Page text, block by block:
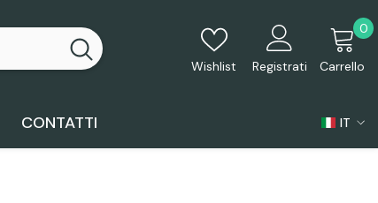
Wishlist Registrati Carrello
00
CONTATTI
IT